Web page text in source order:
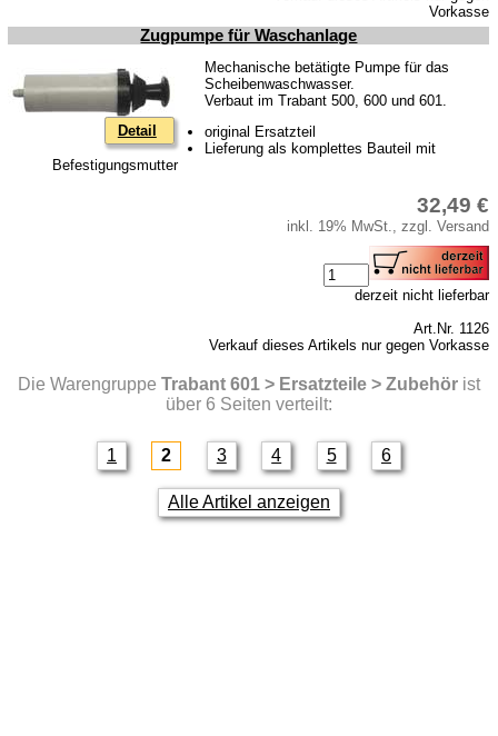
Vorkasse
Zugpumpe für Waschanlage
Detail
Mechanische betätigte Pumpe für das
Scheibenwaschwasser.
Verbaut im Trabant 500, 600 und 601.
original Ersatzteil
Lieferung als komplettes Bauteil mit
Befestigungsmutter
32,49 €
inkl. 19% MwSt., zzgl. Versand
derzeit nicht lieferbar
Art.Nr. 1126
Verkauf dieses Artikels nur gegen Vorkasse
Die Warengruppe Trabant 601 > Ersatzteile > Zubehör ist
über 6 Seiten verteilt:
1 2 3 4 5 6
Alle Artikel anzeigen